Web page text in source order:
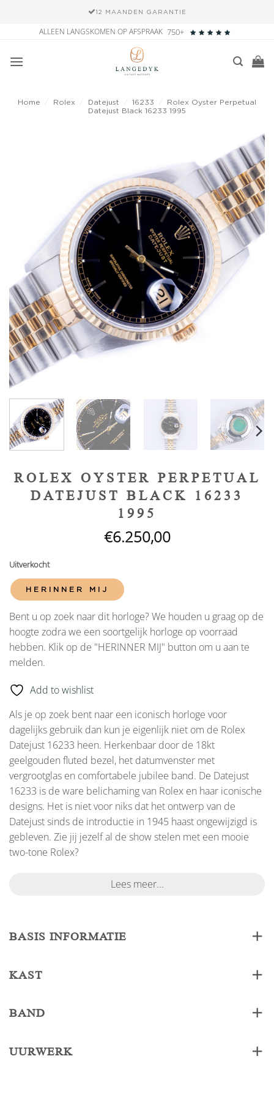
12 MAANDEN GARANTIE
inhoud
ALLEEN LANGSKOMEN OP AFSPRAAK 750+
Home Rolex Datejust 16233
Rolex Oyster Perpetual
Datejust Black 16233 1995
Add to
wishlist
ROLEX OYSTER PERPETUAL
DATEJUST BLACK 16233
1995
€6.250,00
Uitverkocht
HERINNER MIJ
Bent u op zoek naar dit horloge? We houden u graag op de
hoogte zodra we een soortgelijk horloge op voorraad
hebben. Klik op de "HERINNER MIJ" button om u aan te
melden.
Add to wishlist
Als je op zoek bent naar een iconisch horloge voor
dagelijks gebruik dan kun je eigenlijk niet om de Rolex
Datejust 16233 heen. Herkenbaar door de 18kt
geelgouden fluted bezel, het datumvenster met
vergrootglas en comfortabele jubilee band. De Datejust
16233 is de ware belichaming van Rolex en haar iconische
designs. Het is niet voor niks dat het ontwerp van de
Datejust sinds de introductie in 1945 haast ongewijzigd is
gebleven. Zie jij jezelf al de show stelen met een mooie
two-tone Rolex?
Lees meer...
BASIS INFORMATIE
KAST
BAND
UURWERK